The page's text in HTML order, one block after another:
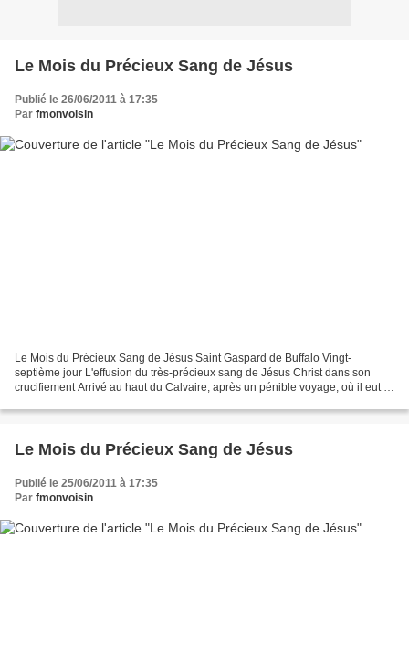
Le Mois du Précieux Sang de Jésus
Publié le 26/06/2011 à 17:35
Par fmonvoisin
Le Mois du Précieux Sang de Jésus Saint Gaspard de Buffalo Vingt-
septième jour L'effusion du très-précieux sang de Jésus Christ dans son
crucifiement Arrivé au haut du Calvaire, après un pénible voyage, où il eut à
Le Mois du Précieux Sang de Jésus
Publié le 25/06/2011 à 17:35
Par fmonvoisin